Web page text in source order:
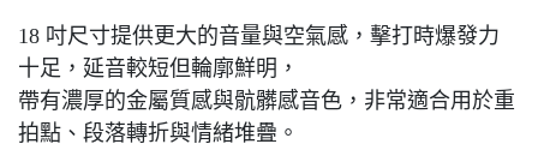
18 吋尺寸提供更大的音量與空氣感，擊打時爆發力
十足，延音較短但輪廓鮮明，
帶有濃厚的金屬質感與骯髒感音色，非常適合用於重
拍點、段落轉折與情緒堆疊。